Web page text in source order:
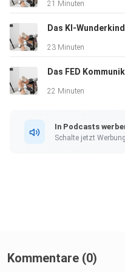
21 Minuten
23 Minuten
22 Minuten
In Podcasts
Schalte jetzt
Kommentare (0)